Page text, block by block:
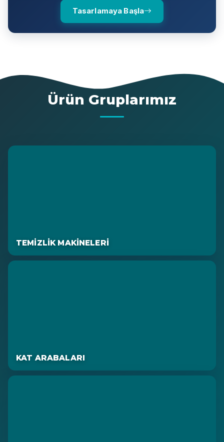
Tasarlamaya Başla
Ürün Gruplarımız
TEMIZLIK MAKINELERI
KAT ARABALARI